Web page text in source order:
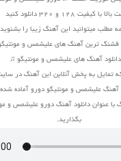
با کیفیت 128 و 320 دانلود کنید
مطلب میتوانید این آهنگ زیبا را بشنوید
قشنگ ترین آهنگ های علیشمس و
آهنگ های علیشمس و مونتیگو ♫
تمایل به پخش آنلاین این آهنگ در
آهنگ علیشمس و مونتیگو دورو آماده
عنوان دانلود آهنگ دورو علیشمس و
بگذارید.